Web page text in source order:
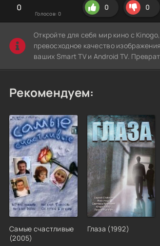
0
Голосов: 0
0 0
Откройте для себя мир кино с
превосходное качество
ваших Smart TV и Android TV.
Рекомендуем:
Самые счастливые
(2005)
Глаза (1992)